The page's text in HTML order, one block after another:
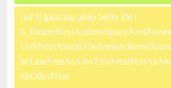
[xử lý]phương pháp bướu lớn |
nkOdictNext